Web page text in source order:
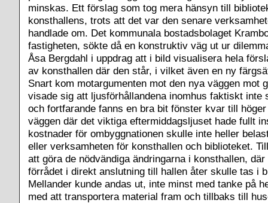
minskas. Ett förslag som tog mera hänsyn till
konsthallens, trots att det var den senare
handlade om. Det kommunala bostadsbolaget
fastigheten, sökte då en konstruktiv väg ut ur
Åsa Bergdahl i uppdrag att i bild visualisera hela
av konsthallen där den står, i vilket även en ny
Snart kom motargumenten mot den nya väggen mot
visade sig att ljusförhållandena inomhus faktiskt inte
och fortfarande fanns en bra bit fönster kvar till
väggen där det viktiga eftermiddagsljuset hade fullt
kostnader för ombyggnationen skulle inte heller
eller verksamheten för konsthallen och biblioteket.
att göra de nödvändiga ändringarna i konsthallen,
förrådet i direkt anslutning till hallen åter skulle tas i
Mellander kunde andas ut, inte minst med tanke på
med att transportera material fram och tillbaks till